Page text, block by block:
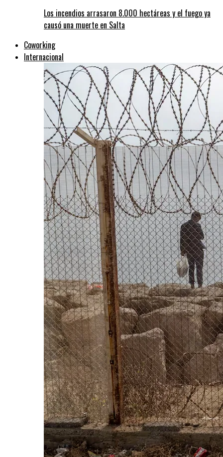
Los incendios arrasaron 8.000 hectáreas y el fuego ya
causó una muerte en Salta
Coworking
Internacional